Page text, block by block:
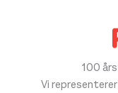
100
Vi